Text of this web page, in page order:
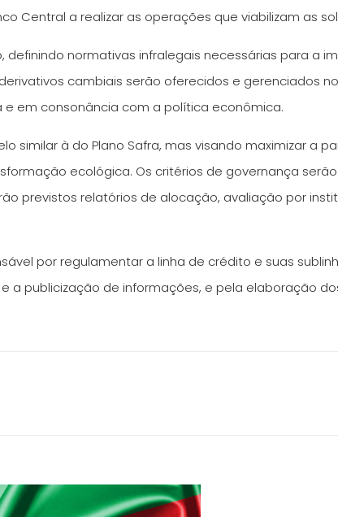
Central a realizar as operações que viabilizam as
normativas infralegais necessárias para a
cambiais serão oferecidos e gerenciados
em consonância com a política econômica.
similar à do Plano Safra, mas visando maximizar a
ecológica. Os critérios de governança
previstos relatórios de alocação, avaliação por
por regulamentar a linha de crédito e suas
publicização de informações, e pela elaboração